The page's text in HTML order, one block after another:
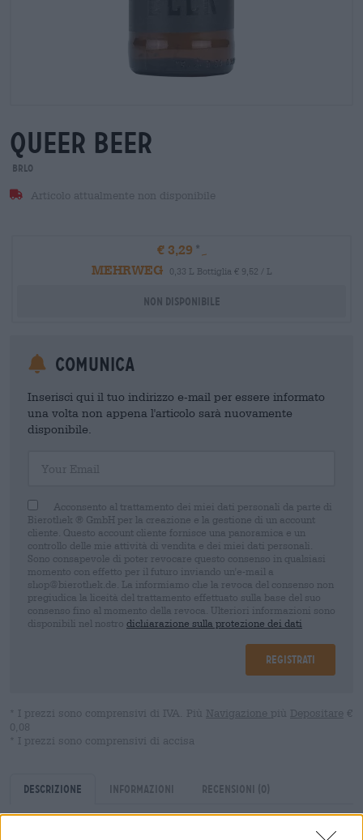
queer beer
BRLO
Articolo attualmente non disponibile
€ 3,29
MEHRWEG
0,33 L Bottiglia € 9,52 / L
Non disponibile
Comunica
Inserisci qui il tuo indirizzo e-mail per essere informato
una volta non appena l'articolo sarà nuovamente
disponibile.
Acconsento al trattamento dei miei dati personali da parte di
Bierothek ® GmbH per la creazione e la gestione di un account
cliente. Questo account cliente fornisce una panoramica e un
controllo delle mie attività di vendita e dei miei dati personali.
Sono consapevole di poter revocare questo consenso in qualsiasi
momento con effetto per il futuro inviando un'e-mail a
shop@bierothek.de. La informiamo che la revoca del consenso non
pregiudica la liceità del trattamento effettuato sulla base del suo
consenso fino al momento della revoca. Ulteriori informazioni sono
disponibili nel nostro dichiarazione sulla protezione dei dati
Registrati
* I prezzi sono comprensivi di IVA. Più Navigazione più Depositare €
0,08
* I prezzi sono comprensivi di accisa
Descrizione Informazioni Recensioni (0)